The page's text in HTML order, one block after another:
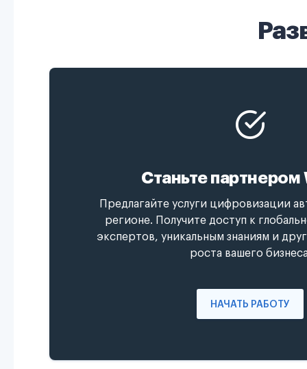
Станьте партнером
Предлагайте услуги цифровизации
регионе. Получите доступ к
экспертов, уникальным знаниям и
роста вашего
НАЧАТЬ РАБОТУ